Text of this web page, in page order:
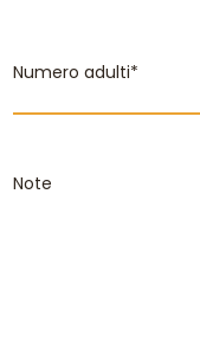
Numero adulti*
Note